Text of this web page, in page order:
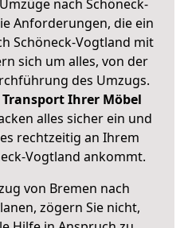
nach Schöneck-
Anforderungen, die ein
Schöneck-Vogtland mit
sich um alles, von der
des Umzugs.
Ihrer Möbel
alles sicher ein und
rechtzeitig an Ihrem
Vogtland ankommt.
von Bremen nach
zögern Sie nicht,